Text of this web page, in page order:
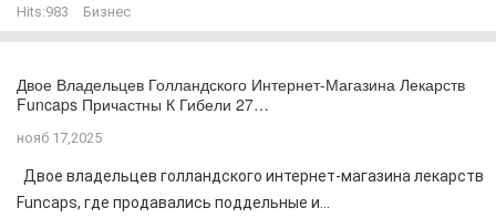
Hits:983 Бизнес
Двое Владельцев Голландского Интернет-Магазина Лекарств
Funcaps Причастны К Гибели 27…
нояб 17,2025
Двое владельцев голландского интернет-магазина лекарств
Funcaps, где продавались поддельные и...